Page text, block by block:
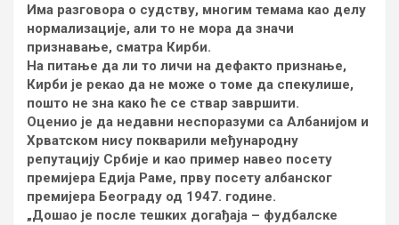
Има разговора о судству, многим темама као делу
нормализације, али то не мора да значи
признавање, сматра Кирби.
На питање да ли то личи на дефакто признање,
Кирби је рекао да не може о томе да спекулише,
пошто не зна како ће се ствар завршити.
Оценио је да недавни неспоразуми са Албанијом и
Хрватском нису покварили међународну
репутацију Србије и као пример навео посету
премијера Едија Раме, прву посету албанског
премијера Београду од 1947. године.
„Дошао је после тешких догађаја – фудбалске